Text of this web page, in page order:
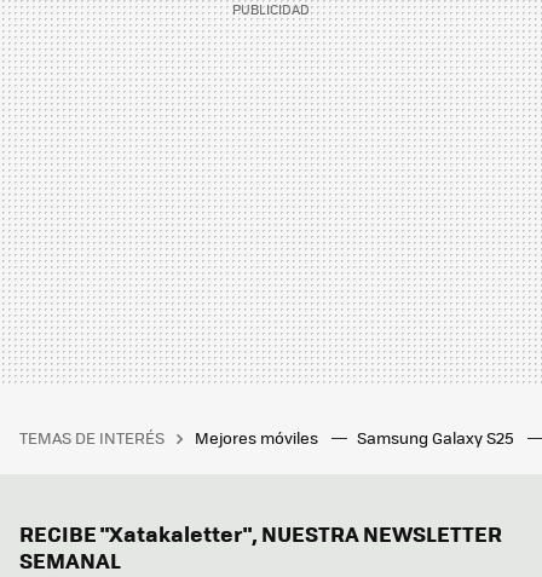
TEMAS DE INTERÉS Mejores móviles Samsung Galaxy S25
RECIBE "Xatakaletter", NUESTRA NEWSLETTER
SEMANAL